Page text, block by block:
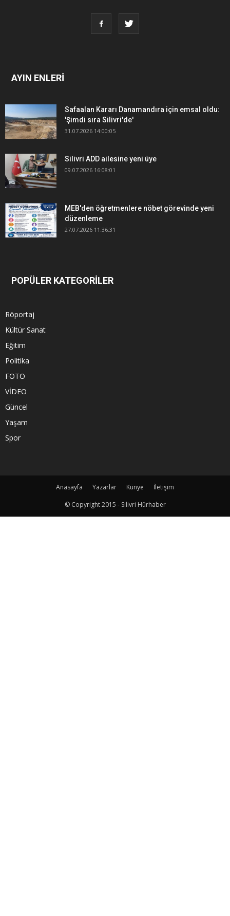
AYIN ENLERİ
Safaalan Kararı Danamandıra için emsal oldu:
'Şimdi sıra Silivri'de'
31.07.2026 14:00:05
Silivri ADD ailesine yeni üye
09.07.2026 16:08:01
MEB'den öğretmenlere nöbet görevinde yeni
düzenleme
27.07.2026 11:36:31
POPÜLER KATEGORİLER
Röportaj
Kültür Sanat
Eğitim
Politika
FOTO
VİDEO
Güncel
Yaşam
Spor
Anasayfa Yazarlar Künye
İletişim
© Copyright 2015 - Silivri Hürhaber